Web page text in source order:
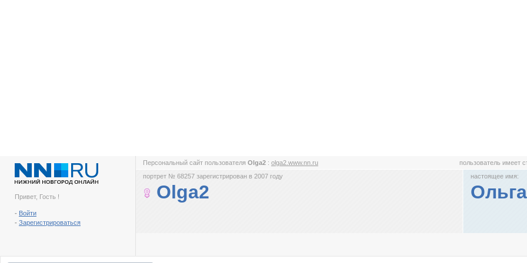
Привет, Гость !
- Войти
- Зарегистрироваться
Персональный сайт пользователя Olga2 : olga2.www.nn.ru пользователь имеет
портрет № 68257 зарегистрирован в 2007 году
Olga2
настоящее имя:
Ольга